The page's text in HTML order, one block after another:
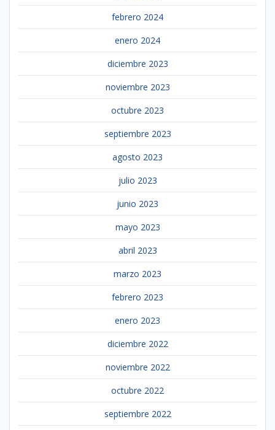
febrero 2024
enero 2024
diciembre 2023
noviembre 2023
octubre 2023
septiembre 2023
agosto 2023
julio 2023
junio 2023
mayo 2023
abril 2023
marzo 2023
febrero 2023
enero 2023
diciembre 2022
noviembre 2022
octubre 2022
septiembre 2022